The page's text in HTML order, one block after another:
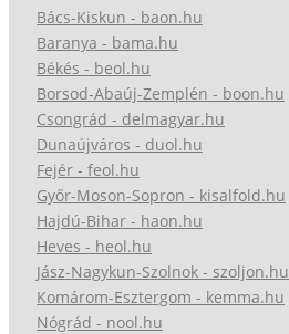
Bács-Kiskun - baon.hu
Baranya - bama.hu
Békés - beol.hu
Borsod-Abaúj-Zemplén - boon.hu
Csongrád - delmagyar.hu
Dunaújváros - duol.hu
Fejér - feol.hu
Győr-Moson-Sopron - kisalfold.hu
Hajdú-Bihar - haon.hu
Heves - heol.hu
Jász-Nagykun-Szolnok - szoljon.hu
Komárom-Esztergom - kemma.hu
Nógrád - nool.hu